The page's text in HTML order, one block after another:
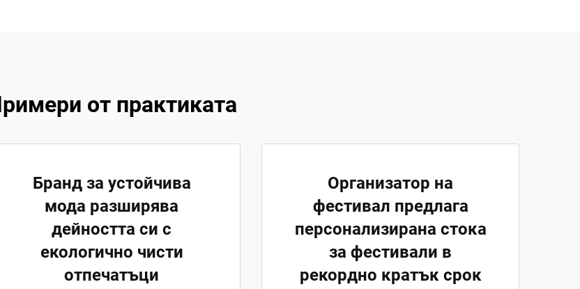
от практиката
Бранд за устойчива
мода разширява
дейността си с
екологично чисти
отпечатъци
Организатор на
фестивал предлага
персонализирана стока
за фестивали в
рекордно кратък срок